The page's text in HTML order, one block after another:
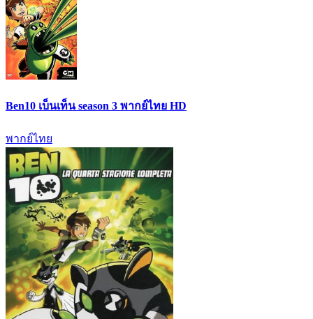
Ben10 เบ็นเท็น season 3 พากย์ไทย HD
พากย์ไทย